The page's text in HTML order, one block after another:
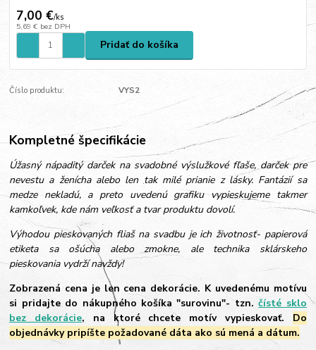
7,00 €/ks
5,69 € bez DPH
Pridať do košíka
Číslo produktu: VYS2
Kompletné špecifikácie
Úžasný nápaditý darček na svadobné výslužkové fľaše, darček pre
nevestu a ženícha alebo len tak milé prianie z lásky. Fantázií sa
medze nekladú, a preto uvedenú grafiku vypieskujeme takmer
kamkoľvek, kde nám veľkosť a tvar produktu dovolí.
Výhodou pieskovaných fliaš na svadbu je ich životnosť- papierová
etiketa sa ošúcha alebo zmokne, ale technika sklárskeho
pieskovania vydrží navždy!
Zobrazená cena je len cena dekorácie. K uvedenému motívu
si pridajte do nákupného košíka "surovinu"- tzn.čísté sklo
bez dekorácie, na ktoré chcete motív vypieskovať. Do
objednávky pripíšte požadované dáta ako sú mená a dátum.